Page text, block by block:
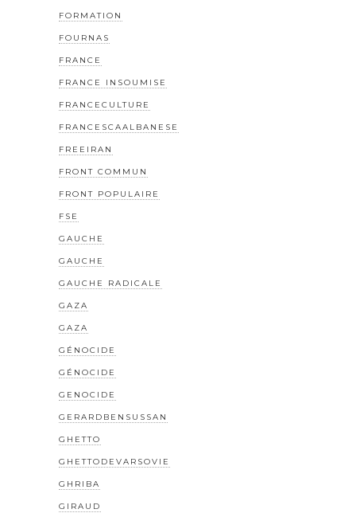
FORMATION
FOURNAS
FRANCE
FRANCE INSOUMISE
FRANCECULTURE
FRANCESCAALBANESE
FREEIRAN
FRONT COMMUN
FRONT POPULAIRE
FSE
GAUCHE
GAUCHE
GAUCHE RADICALE
GAZA
GAZA
GÉNOCIDE
GÉNOCIDE
GENOCIDE
GERARDBENSUSSAN
GHETTO
GHETTODEVARSOVIE
GHRIBA
GIRAUD